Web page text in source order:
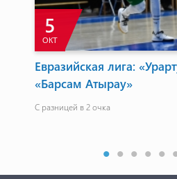
5
ОКТ
Евразийская лига:
«Барсам Атырау»
С разницей в 2 очка